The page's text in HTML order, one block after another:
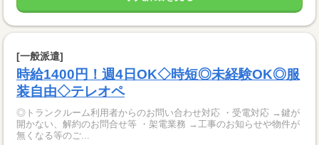
[一般派遣]
時給1400円！週4日OK◇時短◎未経験OK◎服
装自由◇テレオペ
◎トランクルーム利用者からのお問い合わせ対応 ・受電対応 →鍵が
開かない、解約のお問合せ等 ・架電業務 →工事のお知らせや物件が
無くなる等のご...